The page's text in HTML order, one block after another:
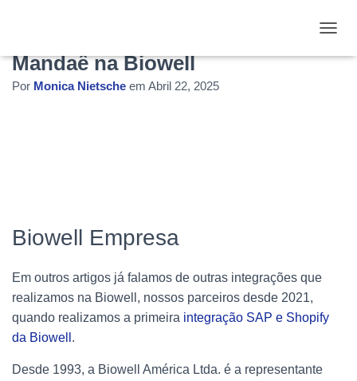
Integração SAP Business One e
Mandaê na Biowell
Por Monica Nietsche em Abril 22, 2025
Biowell Empresa
Em outros artigos já falamos de outras integrações que
realizamos na Biowell, nossos parceiros desde 2021,
quando realizamos a primeira integração SAP e Shopify
da Biowell .
Desde 1993, a Biowell América Ltda. é a representante